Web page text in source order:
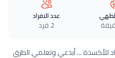
عدد الافراد
2 فرد
للأكسدة ... أبدعي وتعلمي الطرق